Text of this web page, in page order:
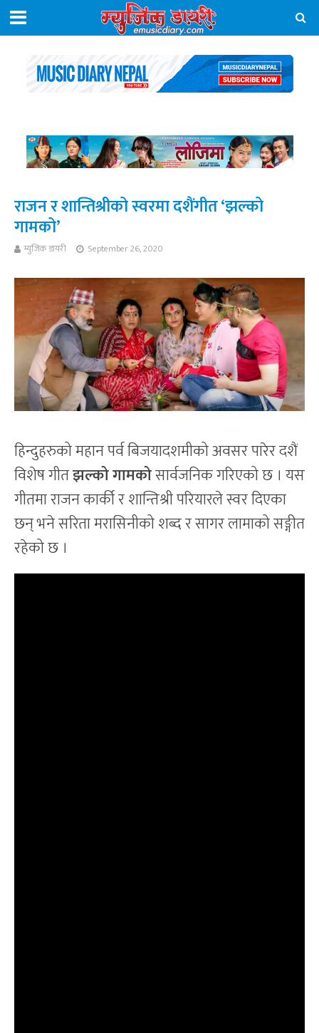
राजन र शान्तिश्रीको स्वरमा दशैंगीत ‘झल्को
गामको’
म्युजिक डायरी September 26, 2020
हिन्दुहरुको महान पर्व बिजयादशमीको अवसर पारेर दशैं
विशेष गीतझल्को गामकोसार्वजनिक गरिएको छ । यस
गीतमा राजन कार्की र शान्तिश्री परियारले स्वर दिएका
छन् भने सरिता मरासिनीको शब्द र सागर लामाको सङ्गीत
रहेको छ ।